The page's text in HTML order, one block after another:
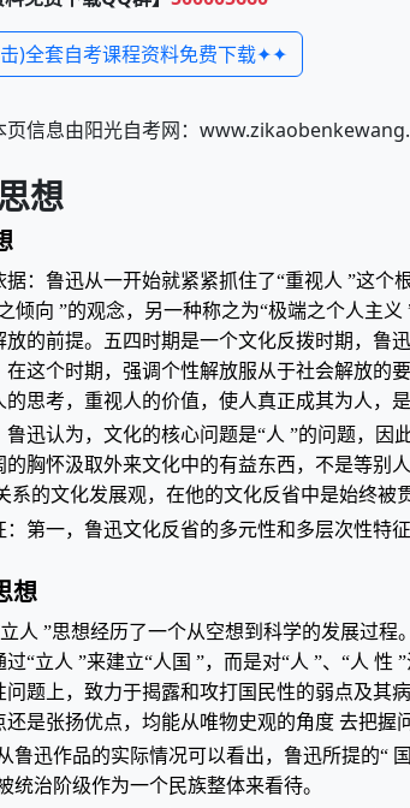
)全套自考课程资料免费下载✦✦
页信息由阳光自考网：
想
：鲁迅从一开始就紧紧抓住了“重视人 ”这
倾向 ”的观念，另一种称之为“极端之个人主
的前提。五四时期是一个文化反拨时期，
这个时期，强调个性解放服从于社会解放
思考，重视人的价值，使人真正成其为人，
迅认为，文化的核心问题是“人 ”的问题，
胸怀汲取外来文化中的有益东西，不是等别
的文化发展观，在他的文化反省中是始终被
第一，鲁迅文化反省的多元性和多层次性特
想
人 ”思想经历了一个从空想到科学的发展过程
“立人 ”来建立“人国 ”，而是对“人 ”、“人
题上，致力于揭露和攻打国民性的弱点及
是张扬优点，均能从唯物史观的角度 去把握
鲁迅作品的实际情况可以看出，鲁迅所提的“
统治阶级作为一个民族整体来看待。